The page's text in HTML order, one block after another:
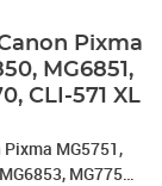
Pixma
MG6851,
CLI-571 XL
MG5751,
MG7750,